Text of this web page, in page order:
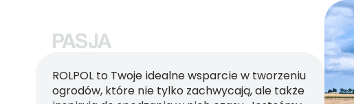
PASJA
ROLPOL to Twoje idealne wsparcie w tworzeniu
ogrodów, które nie tylko zachwycają, ale także